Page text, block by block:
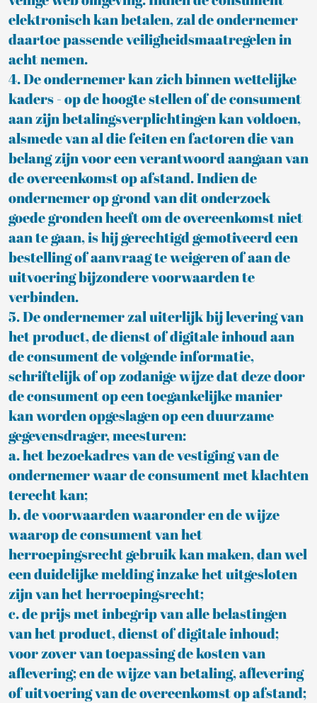
elektronisch kan betalen, zal de ondernemer
daartoe passende veiligheidsmaatregelen in
acht nemen.
4. De ondernemer kan zich binnen wettelijke
kaders - op de hoogte stellen of de consument
aan zijn betalingsverplichtingen kan voldoen,
alsmede van al die feiten en factoren die van
belang zijn voor een verantwoord aangaan van
de overeenkomst op afstand. Indien de
ondernemer op grond van dit onderzoek
goede gronden heeft om de overeenkomst niet
aan te gaan, is hij gerechtigd gemotiveerd een
bestelling of aanvraag te weigeren of aan de
uitvoering bijzondere voorwaarden te
verbinden.
5. De ondernemer zal uiterlijk bij levering van
het product, de dienst of digitale inhoud aan
de consument de volgende informatie,
schriftelijk of op zodanige wijze dat deze door
de consument op een toegankelijke manier
kan worden opgeslagen op een duurzame
gegevensdrager, meesturen:
a. het bezoekadres van de vestiging van de
ondernemer waar de consument met klachten
terecht kan;
b. de voorwaarden waaronder en de wijze
waarop de consument van het
herroepingsrecht gebruik kan maken, dan wel
een duidelijke melding inzake het uitgesloten
zijn van het herroepingsrecht;
c. de prijs met inbegrip van alle belastingen
van het product, dienst of digitale inhoud;
voor zover van toepassing de kosten van
aflevering; en de wijze van betaling, aflevering
of uitvoering van de overeenkomst op afstand;